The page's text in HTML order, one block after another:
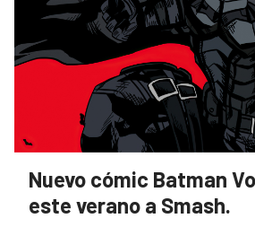
Nuevo cómic Batman
este verano a Smash.